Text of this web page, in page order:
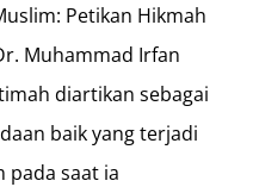
Petikan Hikmah
Muhammad Irfan
diartikan sebagai
baik yang terjadi
pada saat ia